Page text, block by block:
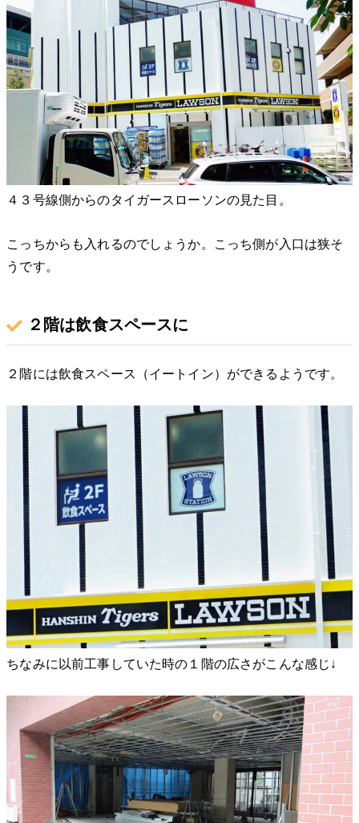
４３号線側からのタイガースローソンの見た目。
こっちからも入れるのでしょうか。こっち側が入口は狭そ
うです。
２階は飲食スペースに
２階には飲食スペース（イートイン）ができるようです。
ちなみに以前工事していた時の１階の広さがこんな感じ↓